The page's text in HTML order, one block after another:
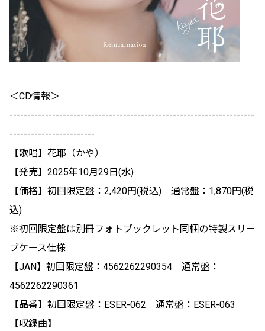
＜CD情報＞
---------------------------------------------------------------------
------------------------
【歌唱】花耶（かや）
【発売】2025年10月29日(水)
【価格】初回限定盤：2,420円(税込) 通常盤：1,870円(税
込)
※初回限定盤は別冊フォトブックレット同梱の特製スリー
ブケース仕様
【JAN】初回限定盤：4562262290354 通常盤：
4562262290361
【品番】初回限定盤：ESER-062 通常盤：ESER-063
【収録曲】